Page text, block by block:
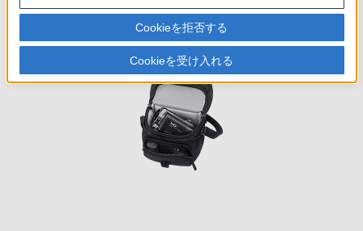
納にぴったりなケース。普段の持ち歩きや、日帰り旅行
Cookieを拒否する
Cookieを受け入れる